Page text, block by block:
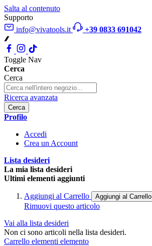
Salta al contenuto
Supporto
info@vivatools.it
+39 0833 691042
Toggle Nav
Cerca
Cerca
Ricerca avanzata
Cerca
Profilo
Accedi
Crea un Account
Lista desideri
La mia lista desideri
Ultimi elementi aggiunti
Aggiungi al Carrello Aggiungi al Carrello
Rimuovi questo articolo
Vai alla lista desideri
Non ci sono articoli nella lista desideri.
Carrello elementi elemento